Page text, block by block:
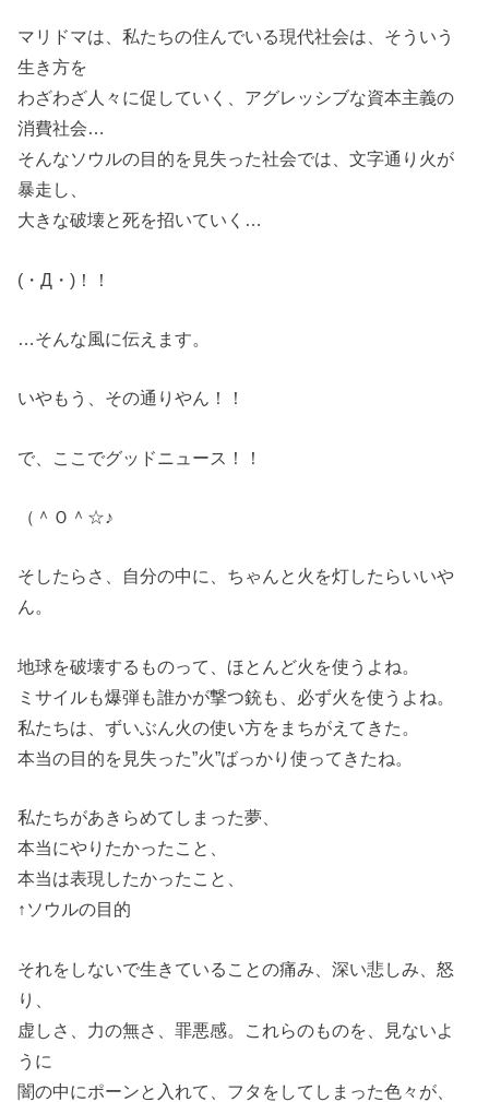
マリドマは、私たちの住んでいる現代社会は、そういう
生き方を
わざわざ人々に促していく、アグレッシブな資本主義の
消費社会…
そんなソウルの目的を見失った社会では、文字通り火が
暴走し、
大きな破壊と死を招いていく…
(・Д・)！！
…そんな風に伝えます。
いやもう、その通りやん！！
で、ここでグッドニュース！！
（＾Ｏ＾☆♪
そしたらさ、自分の中に、ちゃんと火を灯したらいいや
ん。
地球を破壊するものって、ほとんど火を使うよね。
ミサイルも爆弾も誰かが撃つ銃も、必ず火を使うよね。
私たちは、ずいぶん火の使い方をまちがえてきた。
本当の目的を見失った”火”ばっかり使ってきたね。
私たちがあきらめてしまった夢、
本当にやりたかったこと、
本当は表現したかったこと、
↑ソウルの目的
それをしないで生きていることの痛み、深い悲しみ、怒
り、
虚しさ、力の無さ、罪悪感。これらのものを、見ないよ
うに
闇の中にポーンと入れて、フタをしてしまった色々が、